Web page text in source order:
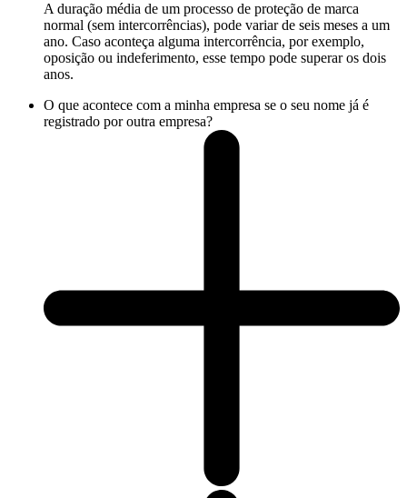
A duração média de um processo de proteção de marca
normal (sem intercorrências), pode variar de seis meses a um
ano. Caso aconteça alguma intercorrência, por exemplo,
oposição ou indeferimento, esse tempo pode superar os dois
anos.
O que acontece com a minha empresa se o seu nome já é
registrado por outra empresa?